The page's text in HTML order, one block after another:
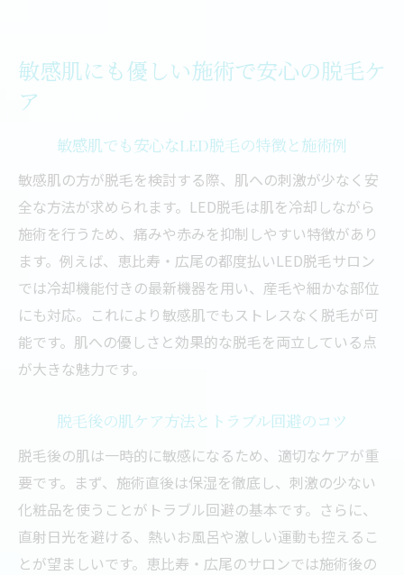
敏感肌にも優しい施術で安心の脱毛ケ
ア
敏感肌でも安心なLED脱毛の特徴と施術例
敏感肌の方が脱毛を検討する際、肌への刺激が少なく安
全な方法が求められます。LED脱毛は肌を冷却しながら
施術を行うため、痛みや赤みを抑制しやすい特徴があり
ます。例えば、恵比寿・広尾の都度払いLED脱毛サロン
では冷却機能付きの最新機器を用い、産毛や細かな部位
にも対応。これにより敏感肌でもストレスなく脱毛が可
能です。肌への優しさと効果的な脱毛を両立している点
が大きな魅力です。
脱毛後の肌ケア方法とトラブル回避のコツ
脱毛後の肌は一時的に敏感になるため、適切なケアが重
要です。まず、施術直後は保湿を徹底し、刺激の少ない
化粧品を使うことがトラブル回避の基本です。さらに、
直射日光を避ける、熱いお風呂や激しい運動も控えるこ
とが望ましいです。恵比寿・広尾のサロンでは施術後の